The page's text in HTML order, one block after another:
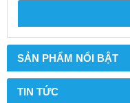
SẢN PHẨM NỔI BẬT
TIN TỨC